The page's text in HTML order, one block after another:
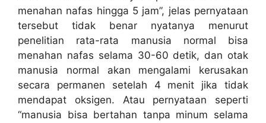
menahan nafas hingga 5 jam”, jelas pernyataan
tersebut tidak benar nyatanya menurut
penelitian rata-rata manusia normal bisa
menahan nafas selama 30-60 detik, dan otak
manusia normal akan mengalami kerusakan
secara permanen setelah 4 menit jika tidak
mendapat oksigen. Atau pernyataan seperti
“manusia bisa bertahan tanpa minum selama